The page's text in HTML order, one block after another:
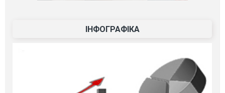
ІНФОГРАФІКА